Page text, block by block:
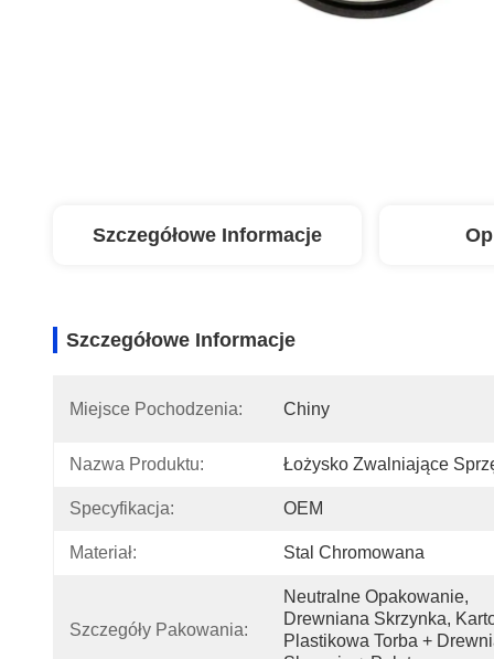
Szczegółowe Informacje
Szczegółowe Informacje
Miejsce Pochodzenia: Chiny
Nazwa Produktu: Łożysko Zwalniające
Specyfikacja: OEM
Materiał: Stal Chromowana
Szczegóły Pakowania:
Neutralne Opakowanie,
Drewniana Skrzynka,
Plastikowa Torba +